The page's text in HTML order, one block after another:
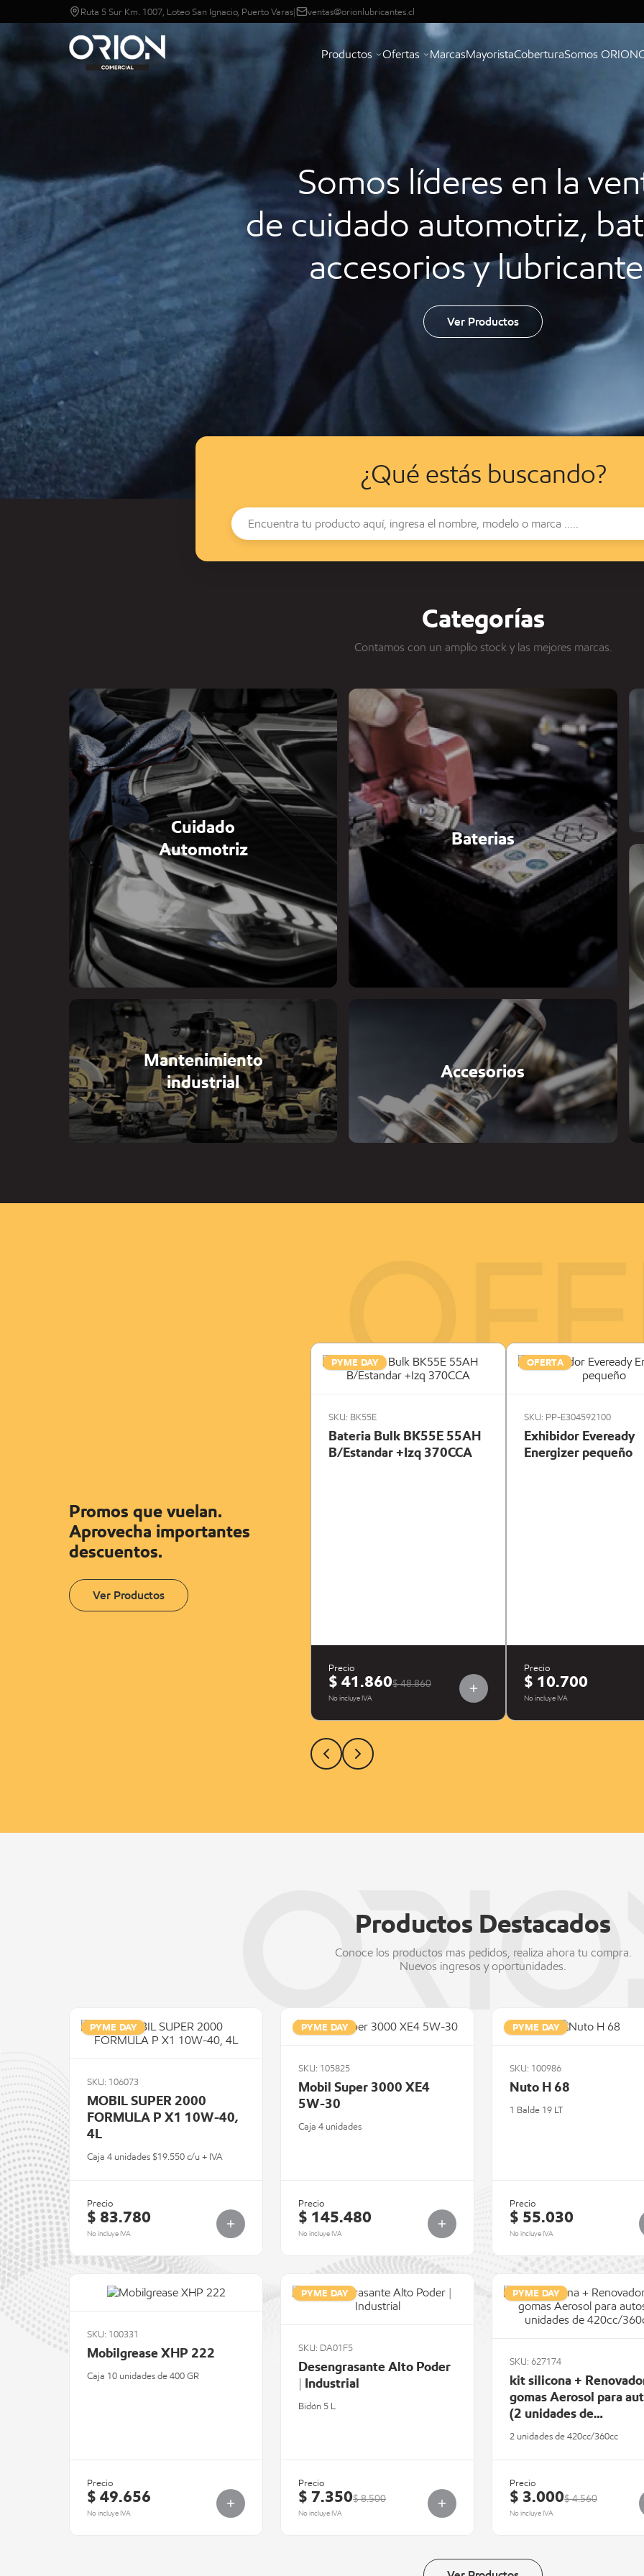
Ruta 5 Sur Km. 1007, Loteo San Ignacio, Puerto Varas| ventas@orionlubricantes.cl
Productos Ofertas MarcasMayoristaCoberturaSomos ORION
Somos líderes en la
de cuidado automotriz,
accesorios y
Ver Productos
¿Qué estás buscando?
Categorías
Contamos con un amplio stock y las mejores marcas.
Cuidado
Automotriz
Baterias
Mantenimiento
industrial
Accesorios
Promos que vuelan.
Aprovecha importantes
descuentos.
Ver Productos
PYME DAY
SKU: BK55E
Bateria Bulk BK55E 55AH
B/Estandar +Izq 370CCA
Precio
$ 41.860$ 48.860
No incluye IVA
OFERTA
SKU: PP-E304592100
Exhibidor Eveready
Energizer pequeño
Precio
$ 10.700
No incluye IVA
Productos Destacados
Conoce los productos más pedidos, realiza ahora tu compra.
Nuevos ingresos y oportunidades.
PYME DAY
SKU: 106073
MOBIL SUPER 2000
FORMULA P X1 10W-40,
4L
Caja 4 unidades $19.550 c/u + IVA
Precio
$ 83.780
No incluye IVA
PYME DAY
SKU: 105825
Mobil Super 3000 XE4
5W-30
Caja 4 unidades
Precio
$ 145.480
No incluye IVA
PYME DAY
SKU: 100986
Nuto H 68
1 Balde 19 LT
Precio
$ 55.030
No incluye IVA
SKU: 100331
Mobilgrease XHP 222
Caja 10 unidades de 400 GR
Precio
$ 49.656
No incluye IVA
PYME DAY
SKU: DA01F5
Desengrasante Alto Poder
| Industrial
Bidón 5 L
Precio
$ 7.350$ 8.500
No incluye IVA
PYME DAY
SKU: 627174
kit silicona +
gomas Aerosol para
(2 unidades de
420cc/360cc
2 unidades de 420cc/360cc
Precio
$ 3.000$ 4.560
No incluye IVA